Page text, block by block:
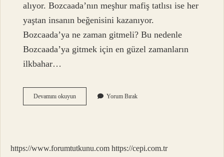
alıyor. Bozcaada’nın meşhur mafiş tatlısı ise her
yaştan insanın beğenisini kazanıyor.
Bozcaada’ya ne zaman gitmeli? Bu nedenle
Bozcaada’ya gitmek için en güzel zamanların
ilkbahar…
Devamını okuyunBozcaada
Pazarı
Yorum Bırak
https://www.forumtutkunu.com https://cepi.com.tr